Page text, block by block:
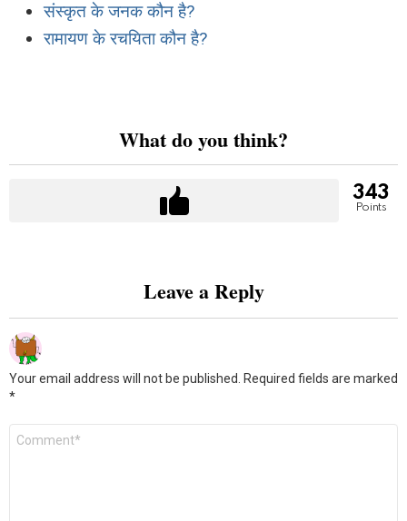
संस्कृत के जनक कौन है?
रामायण के रचयिता कौन है?
What do you think?
343
Points
Leave a Reply
Your email address will not be published.
Required fields are marked
*